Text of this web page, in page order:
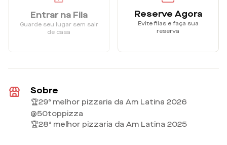
Entrar na Fila
Guarde seu lugar sem sair
de casa
Reserve Agora
Evite filas e faça sua
reserva
Sobre
🏆29ª melhor pizzaria da Am Latina 2026
@50toppizza
🏆28ª melhor pizzaria da Am Latina 2025